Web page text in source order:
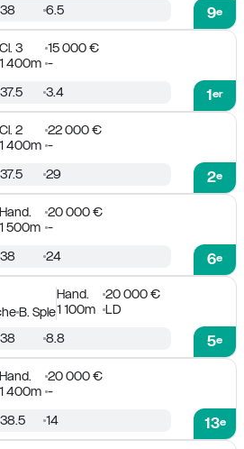
9e
38 6.5
Cl. 3
15 000 €
1 400m -
1er
37.5 3.4
Cl. 2
22 000 €
1 400m -
2e
37.5 29
Hand.
20 000 €
1 500m -
6e
38 24
B. Sple
Hand.
20 000 €
1 100m
LD
5e
38 8.8
Hand.
20 000 €
1 400m -
13e
38.5 14